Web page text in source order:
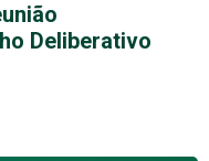
Deliberativo